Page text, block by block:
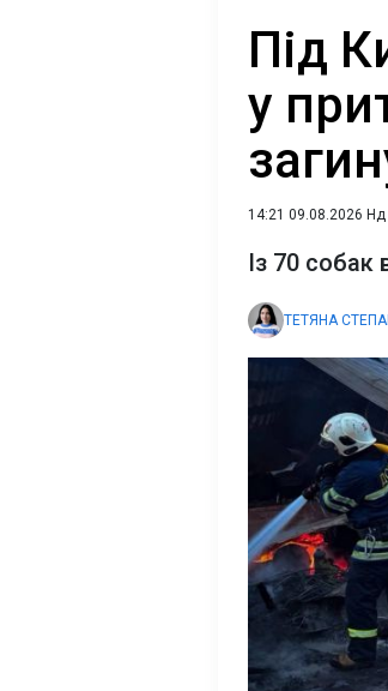
Під
у
14:21 09.08.2026 Нд
Із 70 собак
ТЕТЯНА